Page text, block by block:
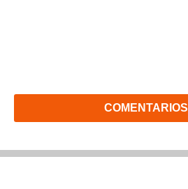
COMENTARIOS